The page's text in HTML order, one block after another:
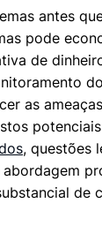
antes
pode
de
as
, questões
abordagem
de